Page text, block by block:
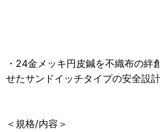
・24金メッキ円皮鍼を不織布の絆
せたサンドイッチタイプの安全設計
＜規格/内容＞